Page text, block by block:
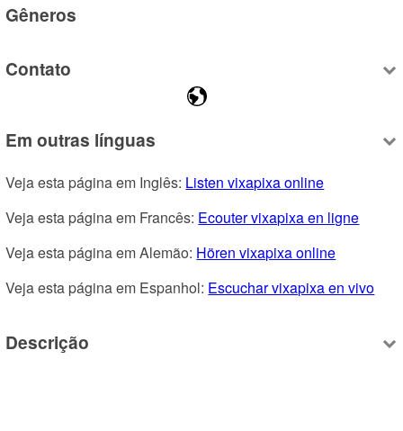
Gêneros
Contato
Em outras línguas
Veja esta página em Inglês: Listen vixapixa online
Veja esta página em Francês: Ecouter vixapixa en ligne
Veja esta página em Alemão: Hören vixapixa online
Veja esta página em Espanhol: Escuchar vixapixa en vivo
Descrição